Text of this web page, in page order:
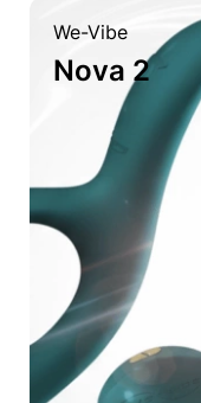
Womanizer
Premium 2